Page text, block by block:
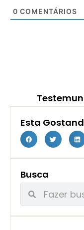
0 COMENTÁRIOS
Esta
Busca